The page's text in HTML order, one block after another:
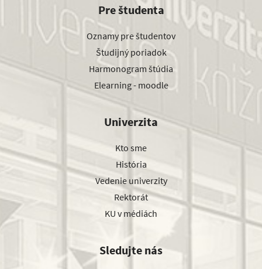
Pre študenta
Oznamy pre študentov
Študijný poriadok
Harmonogram štúdia
Elearning - moodle
Univerzita
Kto sme
História
Vedenie univerzity
Rektorát
KU v médiách
Sledujte nás